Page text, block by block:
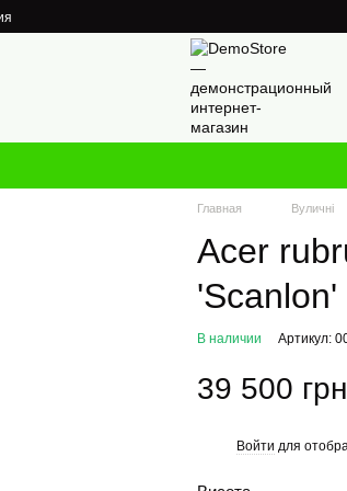
Главная Вуличні
Acer
'Scanlon'
В наличии Артикул:
39 500 грн
Войти для